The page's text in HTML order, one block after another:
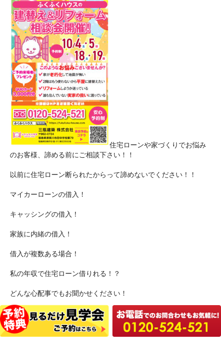
住宅ローンや家づくりでお悩み
のお客様、 諦める前にご相談下さい！！
以前に住宅ローン断られたからって諦めないでください！！
マイカーローンの借入！
キャッシングの借入！
家族に内緒の借入！
借入が複数ある場合！
私の年収で住宅ローン借りれる！？
どんな心配事でもお聞かせください！